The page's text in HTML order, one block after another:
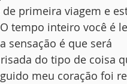
primeira viagem e
tempo inteiro você é
sensação é que será
do tipo de coisa
meu coração foi